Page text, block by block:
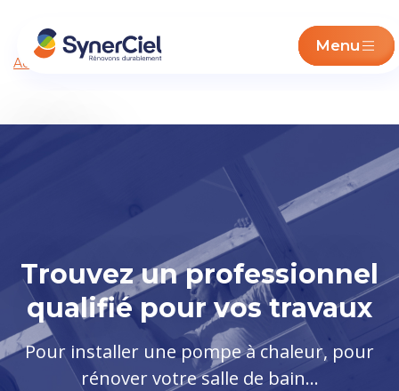
Menu
Accueil / Électricité Solaire et Domotique / Domotique
Nos
electriciens
experts en
domotique
Trouvez un professionnel
qualifié pour vos travaux
Pour installer une pompe à chaleur, pour
rénover votre salle de bain…